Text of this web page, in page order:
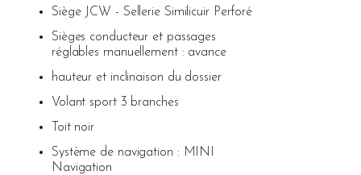
Siège JCW - Sellerie Similicuir Perforé
Sièges conducteur et passages
réglables manuellement : avance
hauteur et inclinaison du dossier
Volant sport 3 branches
Toit noir
Système de navigation : MINI
Navigation